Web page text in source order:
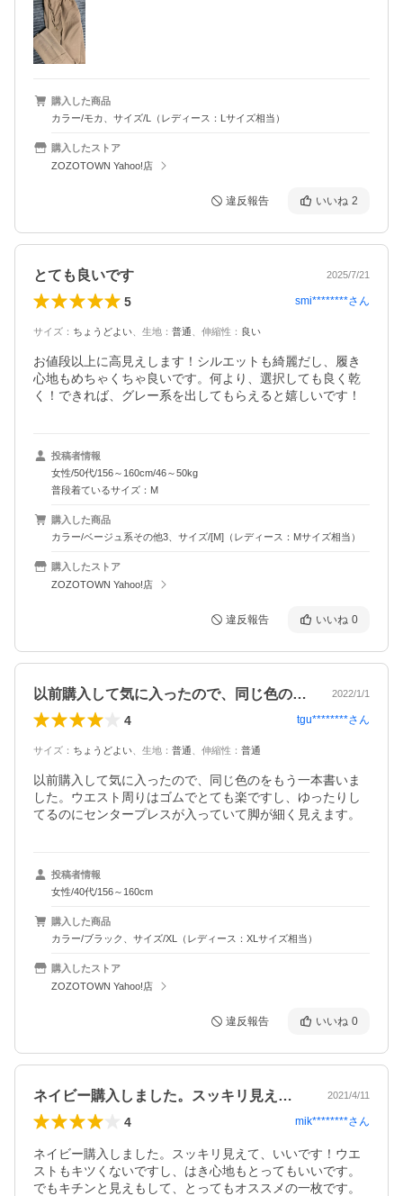
購入した商品
カラー/モカ、サイズ/L（レディース：Lサイズ相当）
購入したストア
ZOZOTOWN Yahoo!店
違反報告 いいね 2
とても良いです 2025/7/21
5 smi********さん
サイズ ： ちょうどよい 生地 ： 普通 伸縮性 ： 良い
お値段以上に高見えします！シルエットも綺麗だし、履き
心地もめちゃくちゃ良いです。何より、選択しても良く乾
く！できれば、グレー系を出してもらえると嬉しいです！
投稿者情報
女性/50代/156～160cm/46～50kg
普段着ているサイズ：M
購入した商品
カラー/ベージュ系その他3、サイズ/[M]（レディース：Mサイズ相当）
購入したストア
ZOZOTOWN Yahoo!店
違反報告 いいね 0
以前購入して気に入ったので、同じ色のを… 2022/1/1
4 tgu********さん
サイズ ： ちょうどよい 生地 ： 普通 伸縮性 ： 普通
以前購入して気に入ったので、同じ色のをもう一本書いま
した。ウエスト周りはゴムでとても楽ですし、ゆったりし
てるのにセンタープレスが入っていて脚が細く見えます。
投稿者情報
女性/40代/156～160cm
購入した商品
カラー/ブラック、サイズ/XL（レディース：XLサイズ相当）
購入したストア
ZOZOTOWN Yahoo!店
違反報告 いいね 0
ネイビー購入しました。スッキリ見えて、… 2021/4/11
4 mik********さん
ネイビー購入しました。スッキリ見えて、いいです！ウエ
ストもキツくないですし、はき心地もとってもいいです。
でもキチンと見えもして、とってもオススメの一枚です。